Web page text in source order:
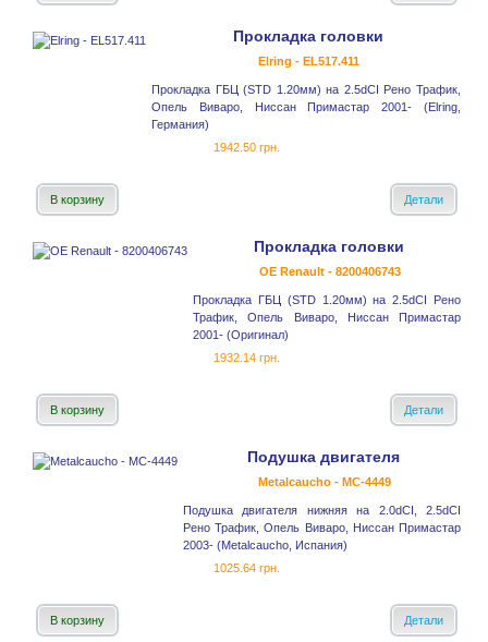
Прокладка головки
Elring - EL517.411
Прокладка ГБЦ (STD 1.20мм) на 2.5dCI Рено Трафик,
Опель Виваро, Ниссан Примастар 2001- (Elring,
Германия)
1942.50 грн.
В корзину Детали
Прокладка головки
OE Renault - 8200406743
Прокладка ГБЦ (STD 1.20мм) на 2.5dCI Рено
Трафик, Опель Виваро, Ниссан Примастар
2001- (Оригинал)
1932.14 грн.
В корзину Детали
Подушка двигателя
Metalcaucho - MC-4449
Подушка двигателя нижняя на 2.0dCI, 2.5dCI
Рено Трафик, Опель Виваро, Ниссан Примастар
2003- (Metalcaucho, Испания)
1025.64 грн.
В корзину Детали